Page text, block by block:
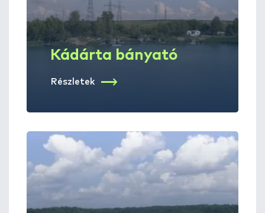
Kádárta bányató
Részletek